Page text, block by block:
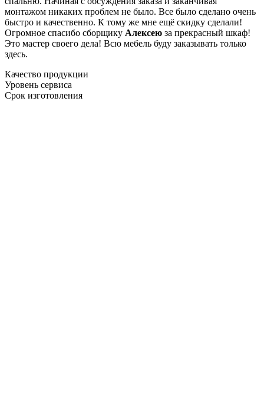
монтажом никаких проблем не было. Все было сделано очень
быстро и качественно. К тому же мне ещё скидку сделали!
Огромное спасибо сборщику Алексею за прекрасный шкаф!
Это мастер своего дела! Всю мебель буду заказывать только
здесь.
Качество продукции
Уровень сервиса
Срок изготовления